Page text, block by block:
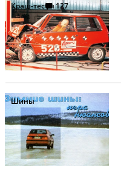
Краш-тесты127
Шины